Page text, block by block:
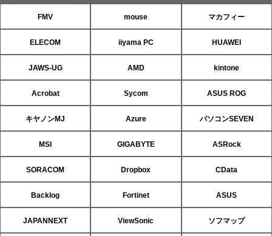
FMV mouse マカフィー
ELECOM iiyama PC HUAWEI
JAWS-UG AMD kintone
Acrobat Sycom ASUS ROG
キヤノンMJ Azure パソコンSEVEN
MSI GIGABYTE ASRock
SORACOM Dropbox CData
Backlog Fortinet ASUS
JAPANNEXT ViewSonic ソフマップ